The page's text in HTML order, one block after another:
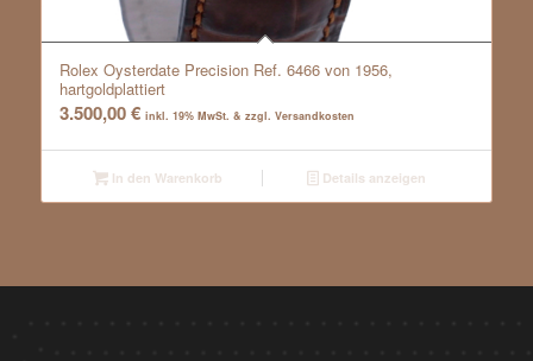
Rolex Oysterdate Precision Ref. 6466 von 1956,
hartgoldplattiert
3.500,00€ inkl. 19% MwSt. & zzgl. Versandkosten
In den Warenkorb Details anzeigen